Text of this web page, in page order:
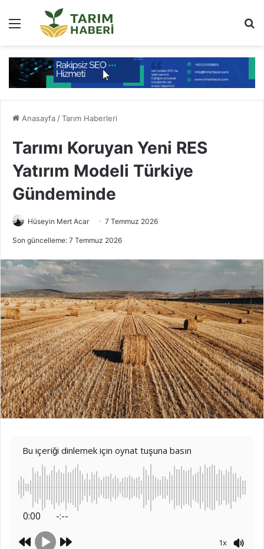
Menü
Anasayfa/Tarım Haberleri
Tarımı Koruyan Yeni RES
Yatırım Modeli Türkiye
Gündeminde
Hüseyin Mert Acar 7 Temmuz 2026
Son güncelleme: 7 Temmuz 2026
Bu içeriği dinlemek için oynat tuşuna basın
0:00 -:--
1x